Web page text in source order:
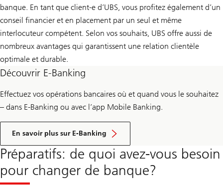
banque. En tant que client-e d’UBS, vous profitez également d’un
conseil financier et en placement par un seul et même
interlocuteur compétent. Selon vos souhaits, UBS offre aussi de
nombreux avantages qui garantissent une relation clientèle
optimale et durable.
Découvrir E-Banking
Effectuez vos opérations bancaires où et quand vous le souhaitez
– dans E-Banking ou avec l’app Mobile Banking.
En savoir plus sur E-Banking
Préparatifs: de quoi avez-vous besoin
pour changer de banque?